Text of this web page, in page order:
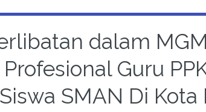
dalam
Guru
SMAN Di Kota